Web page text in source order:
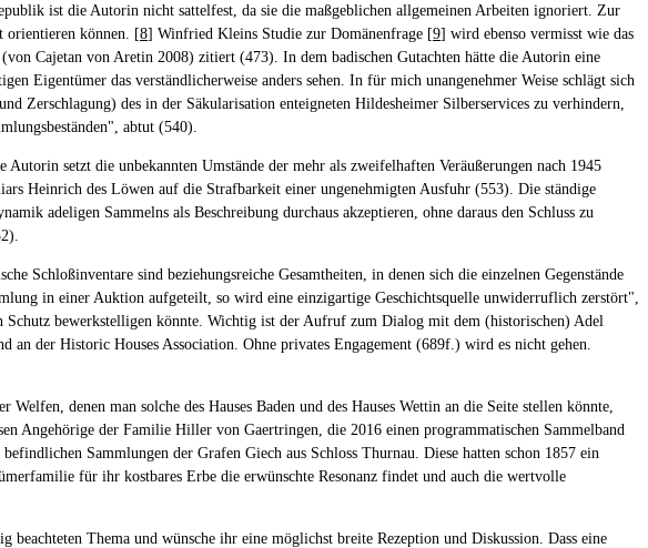
ist die Autorin nicht sattelfest, da sie die maßgeblichen allgemeinen Arbeiten ignoriert. Zur
orientieren können. [8] Winfried Kleins Studie zur Domänenfrage [9] wird ebenso vermisst wie das
Cajetan von Aretin 2008) zitiert (473). In dem badischen Gutachten hätte die Autorin eine
Eigentümer das verständlicherweise anders sehen. In für mich unangenehmer Weise schlägt sich
Zerschlagung) des in der Säkularisation enteigneten Hildesheimer Silberservices zu verhindern,
abtut (540).
setzt die unbekannten Umstände der mehr als zweifelhaften Veräußerungen nach 1945
Heinrich des Löwen auf die Strafbarkeit einer ungenehmigten Ausfuhr (553). Die ständige
adeligen Sammelns als Beschreibung durchaus akzeptieren, ohne daraus den Schluss zu
Schloßinventare sind beziehungsreiche Gesamtheiten, in denen sich die einzelnen Gegenstände
in einer Auktion aufgeteilt, so wird eine einzigartige Geschichtsquelle unwiderruflich zerstört",
bewerkstelligen könnte. Wichtig ist der Aufruf zum Dialog mit dem (historischen) Adel
der Historic Houses Association. Ohne privates Engagement (689f.) wird es nicht gehen.
denen man solche des Hauses Baden und des Hauses Wettin an die Seite stellen könnte,
Angehörige der Familie Hiller von Gaertringen, die 2016 einen programmatischen Sammelband
Sammlungen der Grafen Giech aus Schloss Thurnau. Diese hatten schon 1857 ein
für ihr kostbares Erbe die erwünschte Resonanz findet und auch die wertvolle
Thema und wünsche ihr eine möglichst breite Rezeption und Diskussion. Dass eine